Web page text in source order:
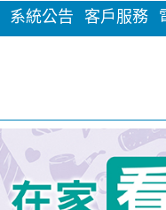
系統公告 客戶服務